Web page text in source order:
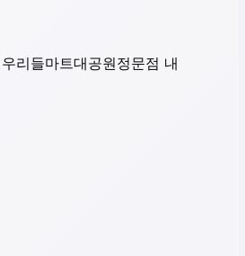
리들마트대공원정문점 내